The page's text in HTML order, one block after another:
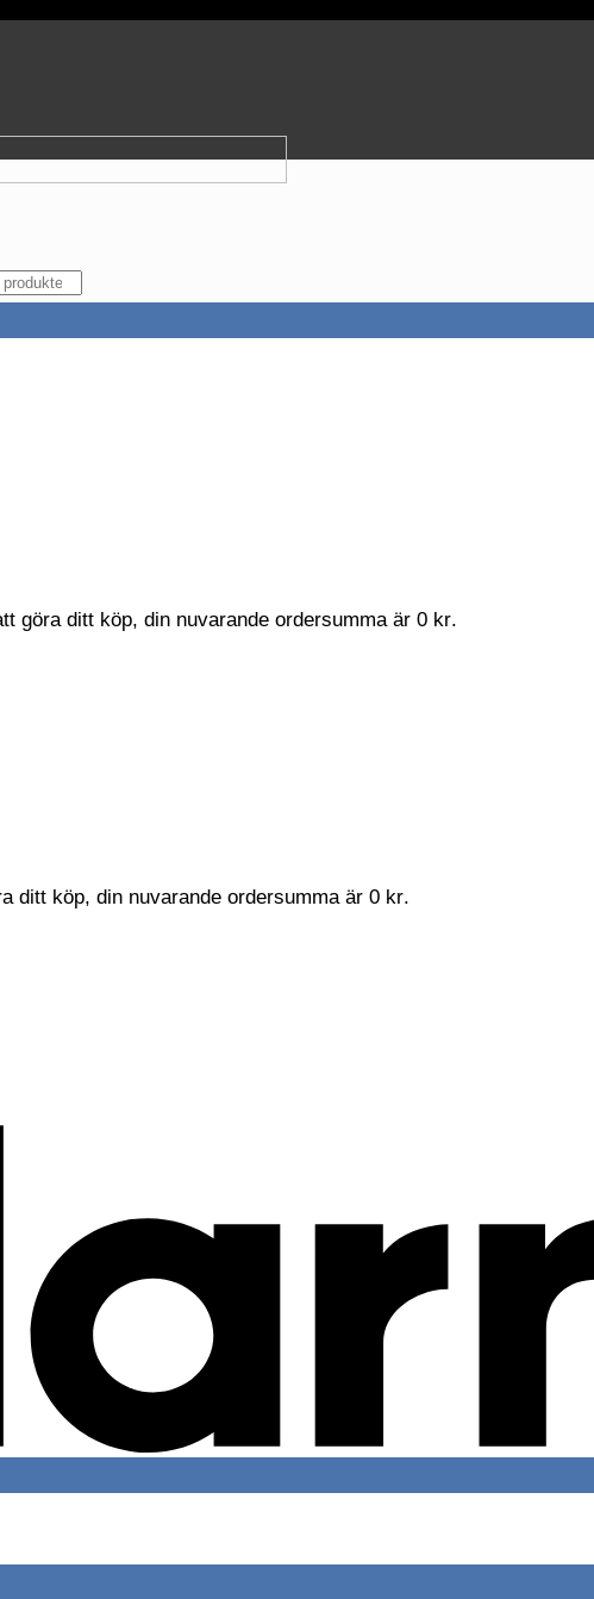
göra ditt köp, din nuvarande ordersumma är 0 kr.
ditt köp, din nuvarande ordersumma är 0 kr.